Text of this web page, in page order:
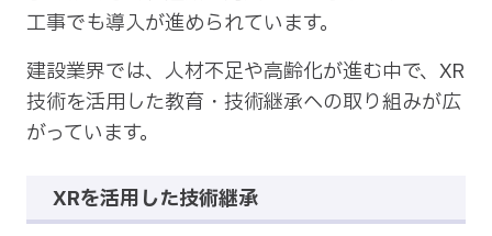
工事でも導入が進められています。
建設業界では、人材不足や高齢化が進む中で、XR
技術を活用した教育・技術継承への取り組みが広
がっています。
XRを活用した技術継承